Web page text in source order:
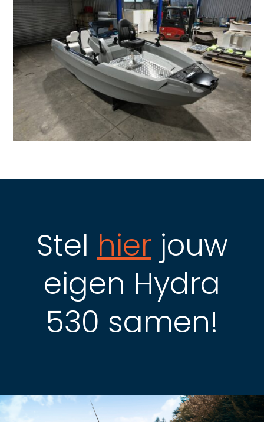
Stelhierjouw
eigen Hydra
530 samen!